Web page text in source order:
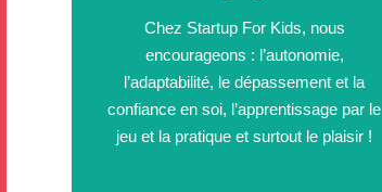
Chez Startup For Kids, nous
encourageons : l’autonomie,
l’adaptabilité, le dépassement et la
confiance en soi, l’apprentissage par le
jeu et la pratique et surtout le plaisir !